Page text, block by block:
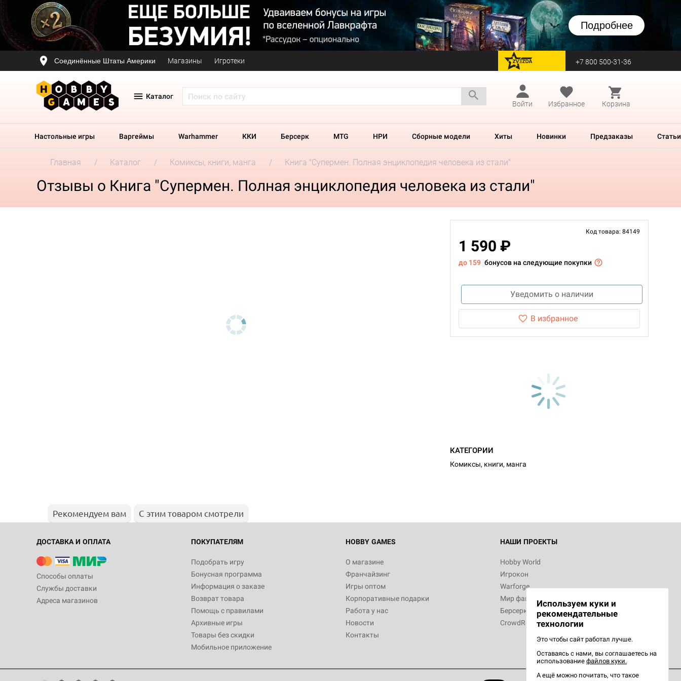
Подробнее
Соединённые Штаты Америки Магазины Игротеки перейти на Zvezda +7 800 500-31-36
Каталог
Войти
Избранное Корзина
Настольные игры Варгеймы Warhammer ККИ Берсерк MTG НРИ Сборные модели Хиты Новинки Предзаказы Статьи
Главная Каталог Комиксы, книги, манга Книга "Супермен. Полная энциклопедия человека из стали"
Отзывы о Книга "Супермен. Полная энциклопедия человека из стали"
Код товара: 84149
1 590 ₽
до 159 бонусов на следующие покупки
Уведомить о наличии
В избранное
КАТЕГОРИИ
Комиксы, книги, манга
Рекомендуем вам С этим товаром смотрели
ДОСТАВКА И ОПЛАТА
Способы оплаты
Службы доставки
Адреса магазинов
ПОКУПАТЕЛЯМ
Подобрать игру
Бонусная программа
Информация о заказе
Возврат товара
Помощь с правилами
Архивные игры
Товары без скидки
Мобильное приложение
HOBBY GAMES
О магазине
Франчайзинг
Игры оптом
Корпоративные подарки
Работа у нас
Новости
Контакты
НАШИ ПРОЕКТЫ
Hobby World
Игрокон
Warforge
Мир фантастики
Берсерк
CrowdRepublic
Используем куки и
рекомендательные
технологии
Это чтобы сайт работал лучше.
Оставаясь с нами, вы соглашаетесь на
использование файлов куки.
А ещё можно почитать, что такое